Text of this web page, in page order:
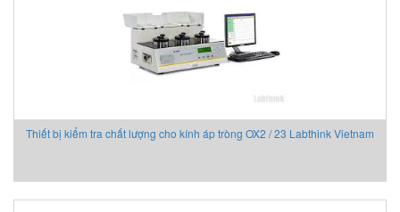
Thiết bị kiểm tra chất lượng cho kính áp tròng OX2 / 23 Labthink Vietnam